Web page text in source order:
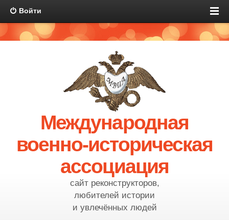
Войти
Международная
военно-историческая
ассоциация
сайт реконструкторов,
любителей истории
и увлечённых людей